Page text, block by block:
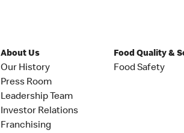
About Us
Our History
Press Room
Leadership Team
Investor Relations
Franchising
Food Quality &
Food Safety